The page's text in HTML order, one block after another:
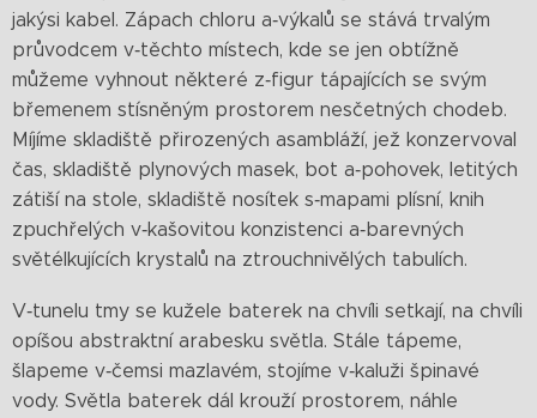
jakýsi kabel. Zápach chloru a‑výkalů se stává trvalým
průvodcem v‑těchto místech, kde se jen obtížně
můžeme vyhnout některé z‑figur tápajících se svým
břemenem stísněným prostorem nesčetných chodeb.
Míjíme skladiště přirozených asambláží, jež konzervoval
čas, skladiště plynových masek, bot a‑pohovek, letitých
zátiší na stole, skladiště nosítek s‑mapami plísní, knih
zpuchřelých v‑kašovitou konzistenci a‑barevných
světélkujících krystalů na ztrouchnivělých tabulích.
V‑tunelu tmy se kužele baterek na chvíli setkají, na chvíli
opíšou abstraktní arabesku světla. Stále tápeme,
šlapeme v‑čemsi mazlavém, stojíme v‑kaluži špinavé
vody. Světla baterek dál krouží prostorem, náhle